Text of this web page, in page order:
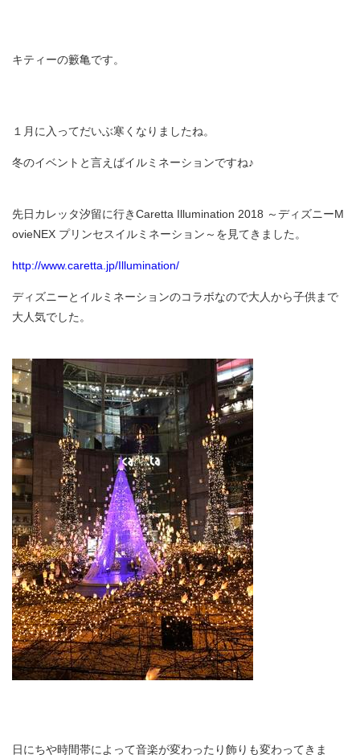
キティーの籔亀です。
１月に入ってだいぶ寒くなりましたね。
冬のイベントと言えばイルミネーションですね♪
先日カレッタ汐留に行きCaretta Illumination 2018 ～ディズニーM
ovieNEX プリンセスイルミネーション～を見てきました。
http://www.caretta.jp/Illumination/
ディズニーとイルミネーションのコラボなので大人から子供まで
大人気でした。
日にちや時間帯によって音楽が変わったり飾りも変わってきま